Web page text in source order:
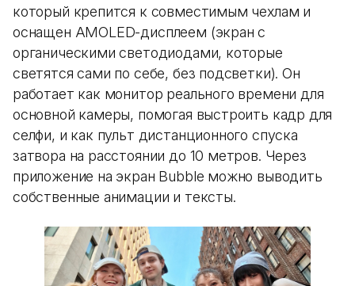
который крепится к совместимым чехлам и
оснащен AMOLED-дисплеем (экран с
органическими светодиодами, которые
светятся сами по себе, без подсветки). Он
работает как монитор реального времени для
основной камеры, помогая выстроить кадр для
селфи, и как пульт дистанционного спуска
затвора на расстоянии до 10 метров. Через
приложение на экран Bubble можно выводить
собственные анимации и тексты.